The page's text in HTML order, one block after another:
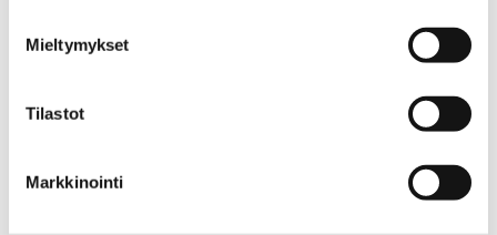
Mieltymykset
Tilastot
Markkinointi
Mökki? Meiltä löytyy
tehtävämme
Aitoasunnoilla on tarjota markkinoiden helpoin.